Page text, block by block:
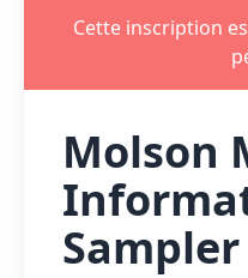
Cette inscription
Molson
Sampler